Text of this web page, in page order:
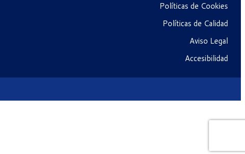
Políticas de Cookies
Políticas de Calidad
Aviso Legal
Accesibilidad